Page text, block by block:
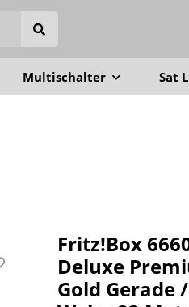
Multischalter Sat
Fritz!Box
Deluxe
Gold Gerade